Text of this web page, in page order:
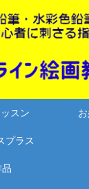
スン
プラス